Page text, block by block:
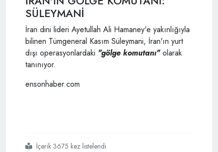
SÜLEYMANİ
İran dini lideri Ayetullah Ali Hamaney'e yakınlığıyla
bilinen Tümgeneral Kasım Süleymani, İran'ın yurt
dışı operasyonlardaki "gölge komutanı"olarak
tanınıyor.
ensonhaber.com
#abd israil
#kasım
#süleymaniye
#suikast
#için
#anlaştıİçerik 3675 kez listelendi